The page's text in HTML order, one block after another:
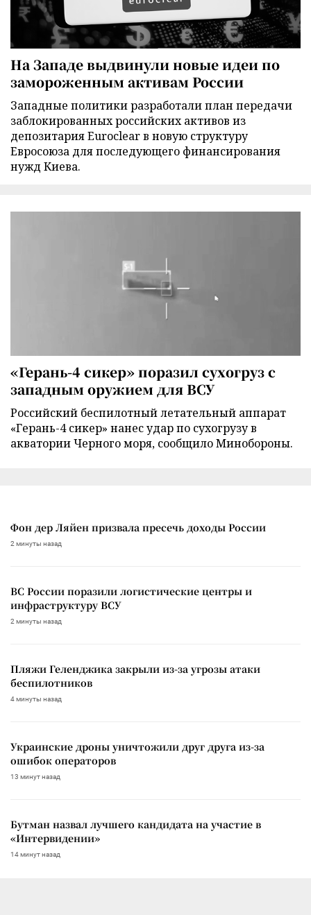
На Западе выдвинули новые идеи по
замороженным активам России
Западные политики разработали план передачи
заблокированных российских активов из
депозитария Euroclear в новую структуру
Евросоюза для последующего финансирования
нужд Киева.
«Герань-4 сикер» поразил сухогруз с
западным оружием для ВСУ
Российский беспилотный летательный аппарат
«Герань-4 сикер» нанес удар по сухогрузу в
акватории Черного моря, сообщило Минобороны.
Фон дер Ляйен призвала пресечь доходы России
2 минуты назад
ВС России поразили логистические центры и
инфраструктуру ВСУ
2 минуты назад
Пляжи Геленджика закрыли из-за угрозы атаки
беспилотников
4 минуты назад
Украинские дроны уничтожили друг друга из-за
ошибок операторов
13 минут назад
Бутман назвал лучшего кандидата на участие в
«Интервидении»
14 минут назад